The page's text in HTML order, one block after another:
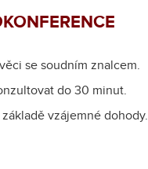
se soudním znalcem.
do 30 minut.
vzájemné dohody.